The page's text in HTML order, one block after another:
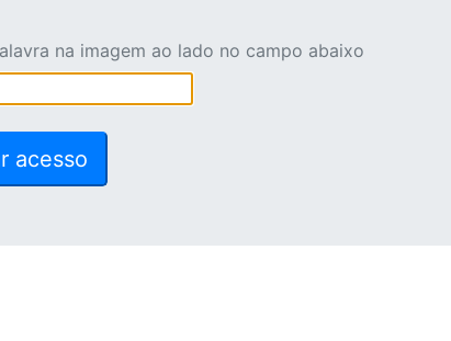
na imagem ao lado no campo abaixo